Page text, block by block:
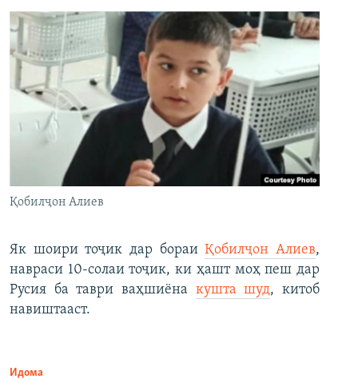
Қобилҷон Алиев
Як шоири тоҷик дар бораиҚобилҷон Алиев,
навраси 10-солаи тоҷик, ки ҳашт моҳ пеш дар
Русия ба таври ваҳшиёна кушта шуд, китоб
навиштааст.
Идома